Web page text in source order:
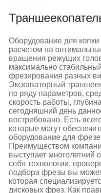
Оборудование для
расчетом на
вращения режущих
максимально
фрезирования разных
Экскаваторный
по ряду параметров,
скорость работы,
сегодняшний день
востребовано. Есть
которые могут
оборудование для
Преимуществом
выступает многолетний
себя технологии,
подбора фрезы вы
которая
дисковых фрез. Как